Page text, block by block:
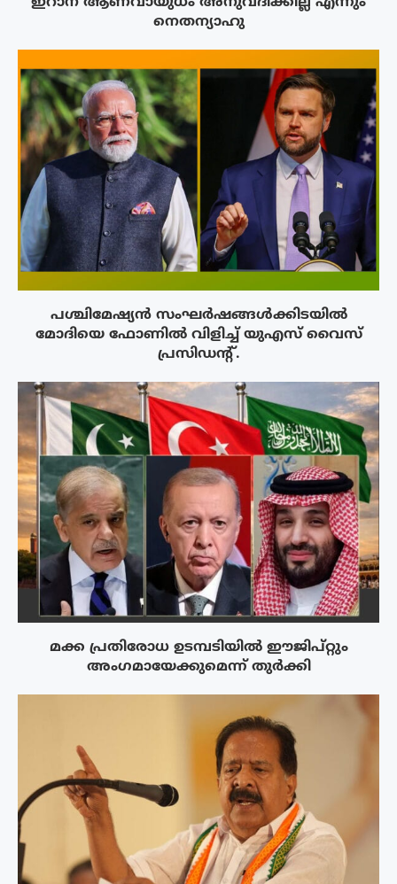
നെതന്യാഹു
പശ്ചിമേഷ്യന്‍ സംഘര്‍ഷങ്ങള്‍ക്കിടയിൽ
മോദിയെ ഫോണില്‍ വിളിച്ച് യുഎസ് വൈസ്
പ്രസിഡന്റ്.
മക്ക പ്രതിരോധ ഉടമ്പടിയിൽ ഈജിപ്റ്റും
അംഗമായേക്കുമെന്ന് തുർക്കി